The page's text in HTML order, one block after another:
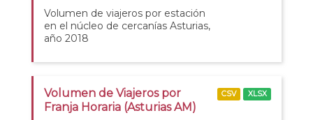
Volumen de viajeros por estación
en el núcleo de cercanías Asturias,
año 2018
Volumen de Viajeros por
Franja Horaria (Asturias AM)
CSV XLSX